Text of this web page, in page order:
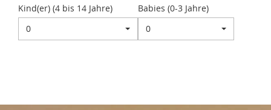
Kind(er) (4 bis 14 Jahre)
0
Babies (0-3 Jahre)
0